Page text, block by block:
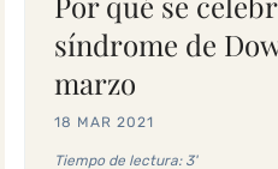
síndrome de
marzo
18 MAR 2021
Tiempo de lectura: 3'